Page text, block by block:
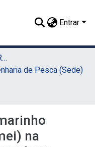
Entrar
01. Universidade Federal Rural de Pernambuco - UFRPE (Sede)
de Pesca (Sede)
na